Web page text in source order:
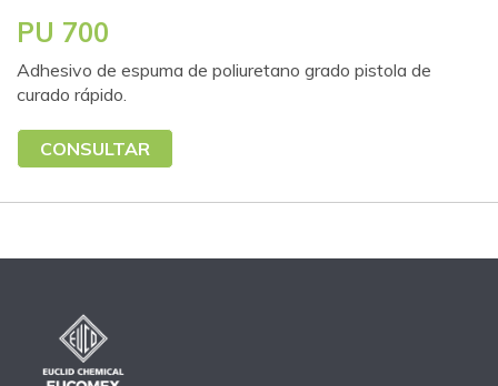
PU 700
Adhesivo de espuma de poliuretano grado pistola de
curado rápido.
CONSULTAR